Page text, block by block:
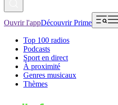
Ouvrir l'appDécouvrir Prime
Top 100 radios
Podcasts
Sport en direct
À proximité
Genres musicaux
Thèmes